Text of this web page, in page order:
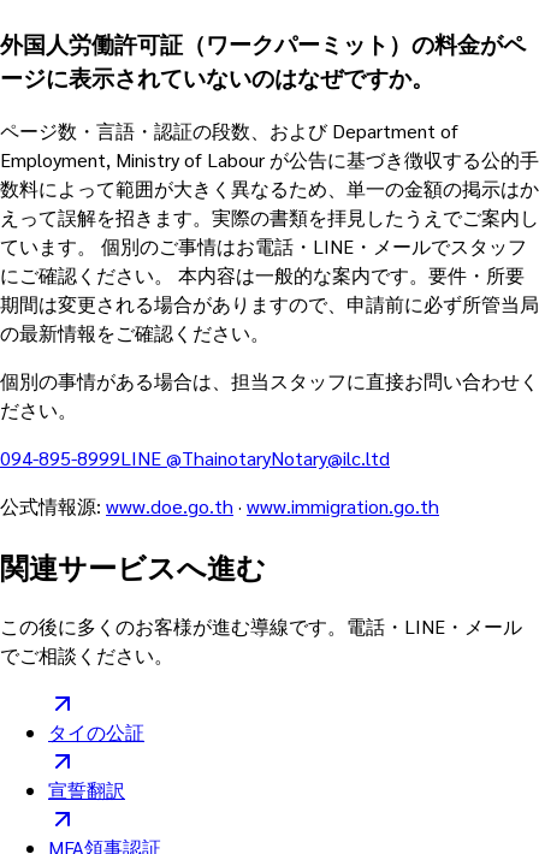
外国人労働許可証（ワークパーミット）の料金がペ
ージに表示されていないのはなぜですか。
ページ数・言語・認証の段数、および Department of
Employment, Ministry of Labour が公告に基づき徴収する公的手
数料によって範囲が大きく異なるため、単一の金額の掲示はか
えって誤解を招きます。実際の書類を拝見したうえでご案内し
ています。 個別のご事情はお電話・LINE・メールでスタッフ
にご確認ください。 本内容は一般的な案内です。要件・所要
期間は変更される場合がありますので、申請前に必ず所管当局
の最新情報をご確認ください。
個別の事情がある場合は、担当スタッフに直接お問い合わせく
ださい。
094-895-8999LINE@ThainotaryNotary@ilc.ltd
公式情報源: www.doe.go.th · www.immigration.go.th
関連サービスへ進む
この後に多くのお客様が進む導線です。電話・LINE・メール
でご相談ください。
タイの公証
宣誓翻訳
MFA領事認証